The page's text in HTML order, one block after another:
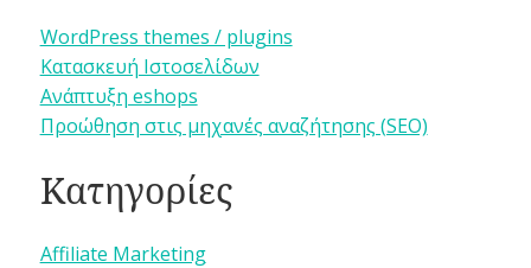
WordPress themes / plugins
Κατασκευή Ιστοσελίδων
Ανάπτυξη eshops
Προώθηση στις μηχανές αναζήτησης (SEO)
Κατηγορίες
Affiliate Marketing